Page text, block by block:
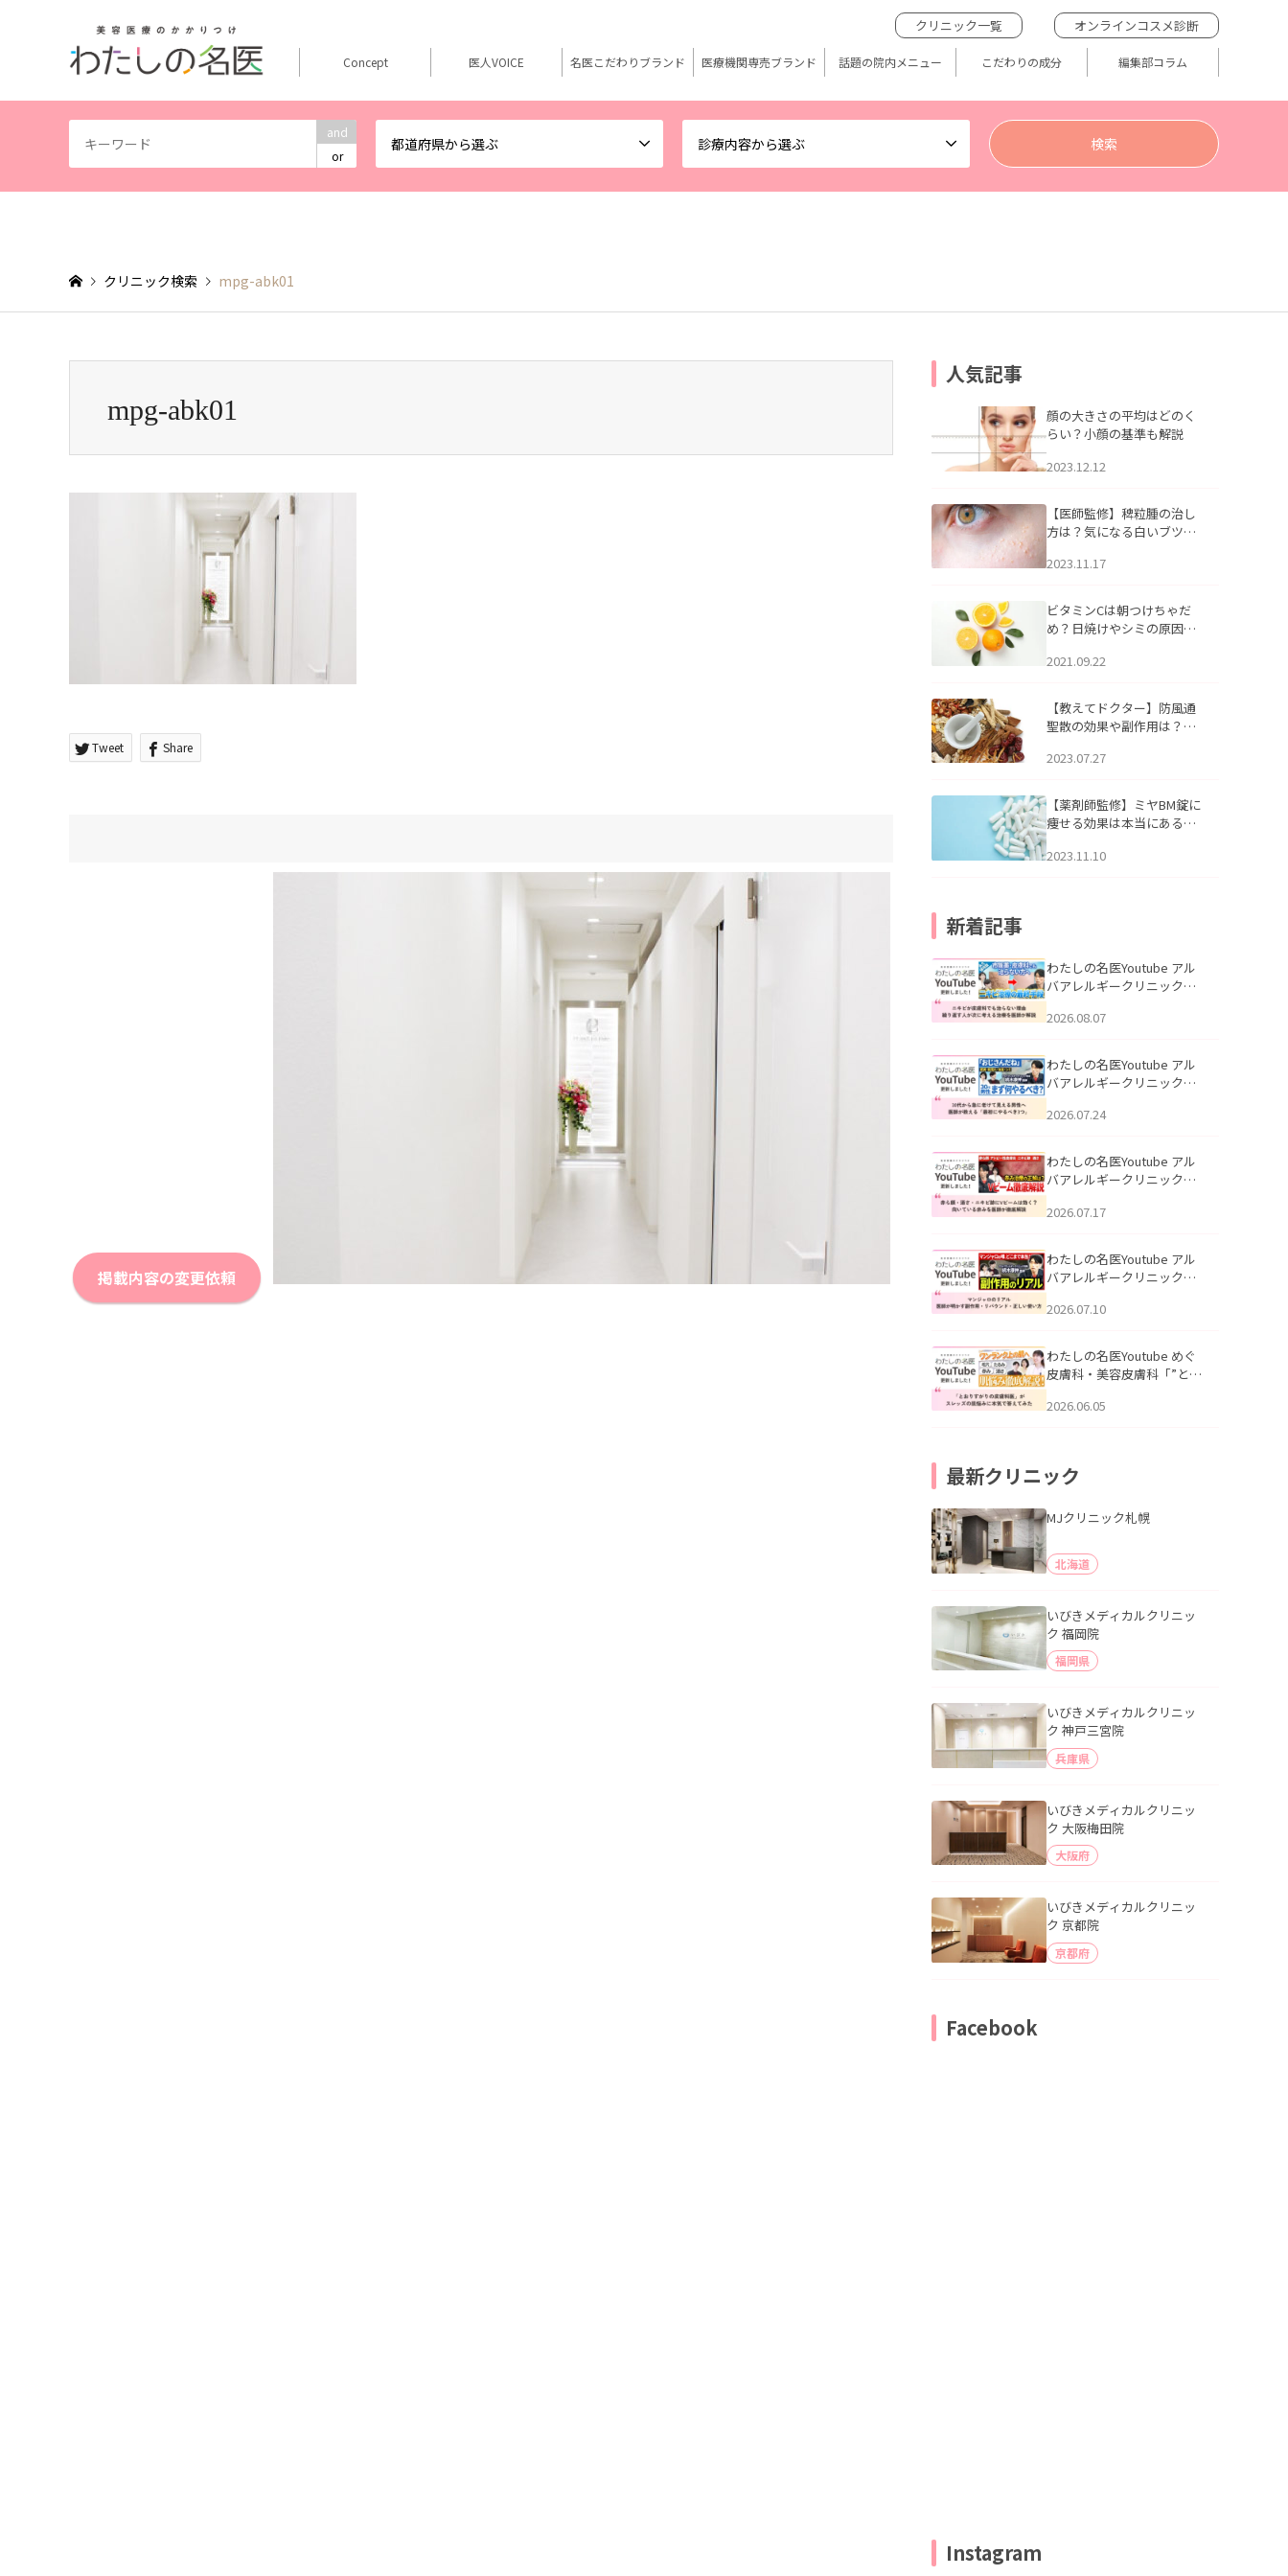
and
or
都道府県から選ぶ 診療内容から選ぶ
クリニック一覧 オンラインコスメ診断
Concept 医人VOICE 名医こだわりブランド 医療機関専売ブランド 話題の院内メニュー こだわりの成分 編集部コラム
クリニック検索 mpg-abk01
mpg-abk01
Tweet Share
掲載内容の変更依頼
人気記事
顔の大きさの平均はどのく
らい？小顔の基準も解説
2023.12.12
【医師監修】稗粒腫の治し
方は？気になる白いブツブ
アについて
2023.11.17
ビタミンCは朝つけちゃだ
め？日焼けやシミの原因に
2021.09.22
【教えてドクター】防風通
聖散の効果や副作用は？長
2023.07.27
【薬剤師監修】ミヤBM錠に
痩せる効果は本当にある
2023.11.10
新着記事
わたしの名医Youtube アル
バアレルギークリニック札
らない理由｜繰り返す人が
説」を公開いたしました。
2026.08.07
わたしの名医Youtube アル
バアレルギークリニック札
える男性へ｜医師が教える
公開いたしました。
2026.07.24
わたしの名医Youtube アル
バアレルギークリニック札
跡にVビームは効く？向いて
説」を公開いたしました。
2026.07.17
わたしの名医Youtube アル
バアレルギークリニック札
医師が明かす副作用・リバ
公開いたしました。
2026.07.10
わたしの名医Youtube めぐ
皮膚科・美容皮膚科「”とお
ッズの肌悩みに本気で答え
2026.06.05
最新クリニック
MJクリニック札幌
北海道
いびきメディカルクリニッ
ク 福岡院
福岡県
いびきメディカルクリニッ
ク 神戸三宮院
兵庫県
いびきメディカルクリニッ
ク 大阪梅田院
大阪府
いびきメディカルクリニッ
ク 京都院
京都府
Facebook
Instagram